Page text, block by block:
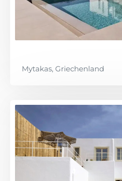
Mytakas, Griechenland